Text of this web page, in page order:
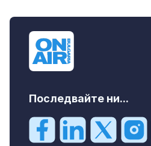
Последвайте ни...